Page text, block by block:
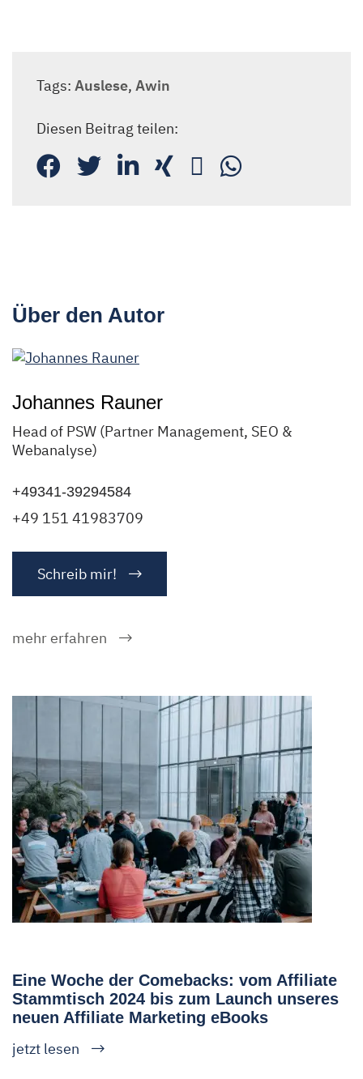
Tags: Auslese, Awin
Diesen Beitrag teilen:
Über den Autor
Eine Woche der Comebacks: vom Affiliate
Stammtisch 2024 bis zum Launch unseres
neuen Affiliate Marketing eBooks
jetzt lesen
Johannes Rauner
Head of PSW (Partner Management, SEO &
Webanalyse)
+49341-39294584
+49 151 41983709
Schreib mir!
mehr erfahren